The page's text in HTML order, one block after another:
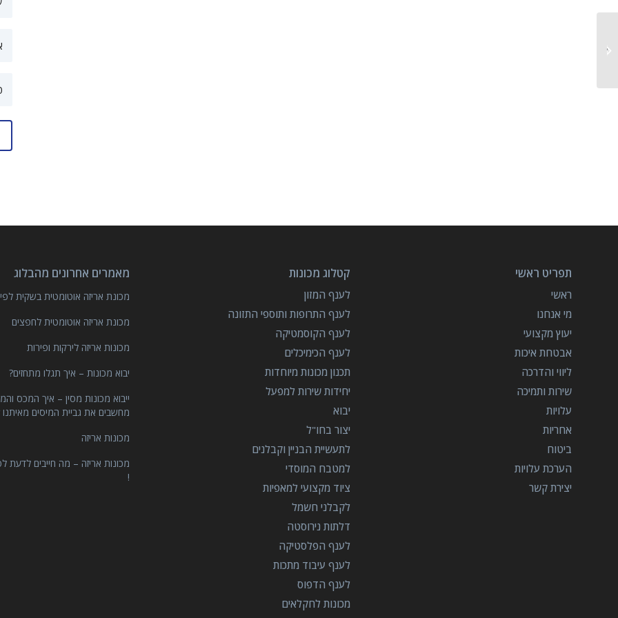
תפריט ראשי
ראשי
מי אנחנו
יעוץ מקצועי
אבטחת איכות
ליווי והדרכה
שירות ותמיכה
עלויות
אחריות
ביטוח
הערכת עלויות
יצירת קשר
קטלוג מכונות
לענף המזון
לענף התרופות ותוספי התזונה
לענף הקוסמטיקה
לענף הכימיכלים
תכנון מכונות מיוחדות
יחידות שירות למפעל
יבוא
יצור בחו"ל
לתעשיית הבניין וקבלנים
למטבח המוסדי
ציוד מקצועי למאפיות
לקבלני חשמל
דלתות נירוסטה
לענף הפלסטיקה
לענף עיבוד מתכות
לענף הדפוס
מכונות לחקלאים
מאמרים אחרונים מהבלוג
מכונת אריזה אוטומטית בשקית
מכונת אריזה אוטומטית לחפצים
מכונות אריזה לירקות ופירות
יבוא מכונות – איך תגלו מתחזים?
ייבוא מכונות מסין – איך המכס
מחשבים את גביית המיסים מאיתנו
מכונות אריזה
מכונות אריזה – מה חייבים לדעת
!